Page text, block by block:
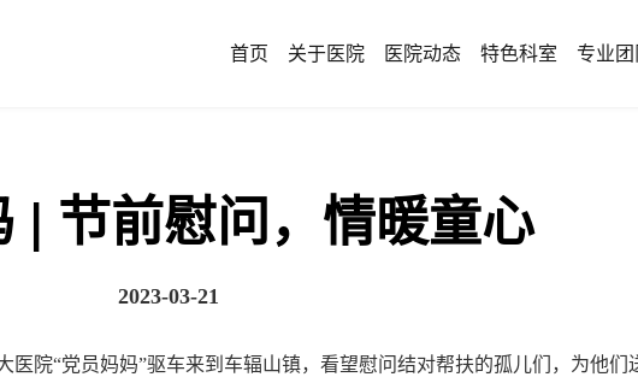
首页 关于医院 医院动态 特色科室 专业团
| 节前慰问，情暖童心
2023-03-21
院“党员妈妈”驱车来到车辐山镇，看望慰问结对帮扶的孤儿们，为他们